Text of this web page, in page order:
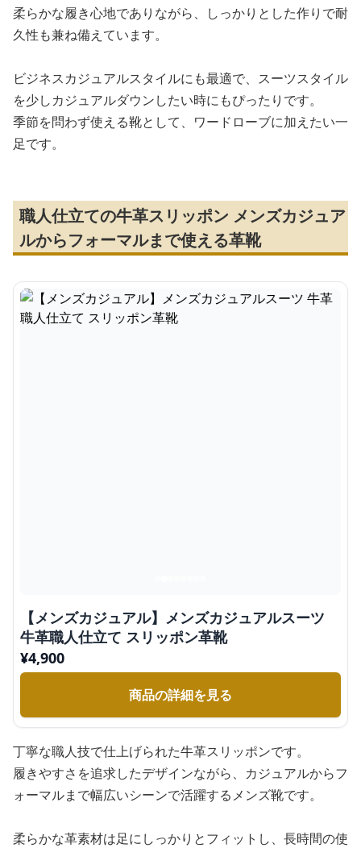
柔らかな履き心地でありながら、しっかりとした作りで耐
久性も兼ね備えています。
ビジネスカジュアルスタイルにも最適で、スーツスタイル
を少しカジュアルダウンしたい時にもぴったりです。
季節を問わず使える靴として、ワードローブに加えたい一
足です。
職人仕立ての牛革スリッポン メンズカジュア
ルからフォーマルまで使える革靴
【メンズカジュアル】メンズカジュアルスーツ
牛革職人仕立て スリッポン革靴
¥4,900
商品の詳細を見る
丁寧な職人技で仕上げられた牛革スリッポンです。
履きやすさを追求したデザインながら、カジュアルからフ
ォーマルまで幅広いシーンで活躍するメンズ靴です。
柔らかな革素材は足にしっかりとフィットし、長時間の使